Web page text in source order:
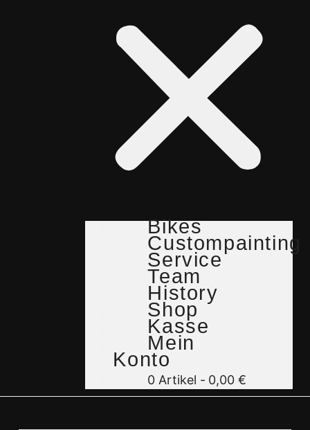
Bikes
Custompainting
Service
Team
History
Shop
Kasse
Mein
Konto
0 Artikel 0,00 €